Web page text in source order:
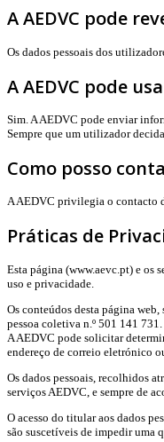
A AEDVC pode
Os dados pessoais dos
A AEDVC pode
Sim. A AEDVC pode enviar
Sempre que um utilizador
Como posso
A AEDVC privilegia o contacto
Práticas de
Esta página (www.aevc.pt) e os
uso e privacidade.
Os conteúdos desta página
pessoa coletiva n.º 501 141 731.
A AEDVC pode solicitar
endereço de correio eletrónico
Os dados pessoais, recolhidos
serviços AEDVC, e sempre de
O acesso do titular aos dados
são suscetíveis de impedir uma